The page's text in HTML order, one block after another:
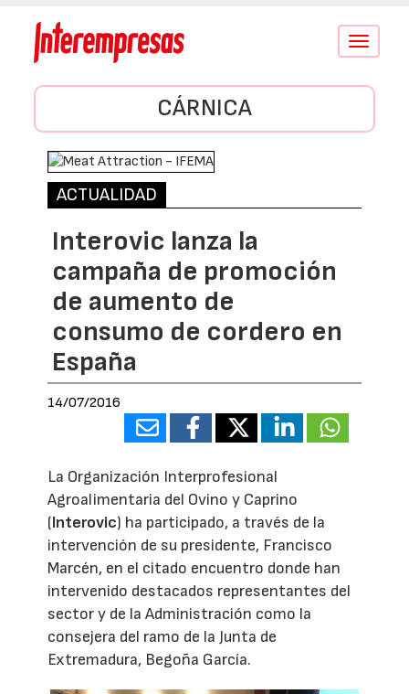
Conmutar
CÁRNICA
ACTUALIDAD
Interovic lanza la
campaña de promoción
de aumento de
consumo de cordero en
España
14/07/2016
La Organización Interprofesional
Agroalimentaria del Ovino y Caprino
(Interovic) ha participado, a través de la
intervención de su presidente, Francisco
Marcén, en el citado encuentro donde han
intervenido destacados representantes del
sector y de la Administración como la
consejera del ramo de la Junta de
Extremadura, Begoña García.